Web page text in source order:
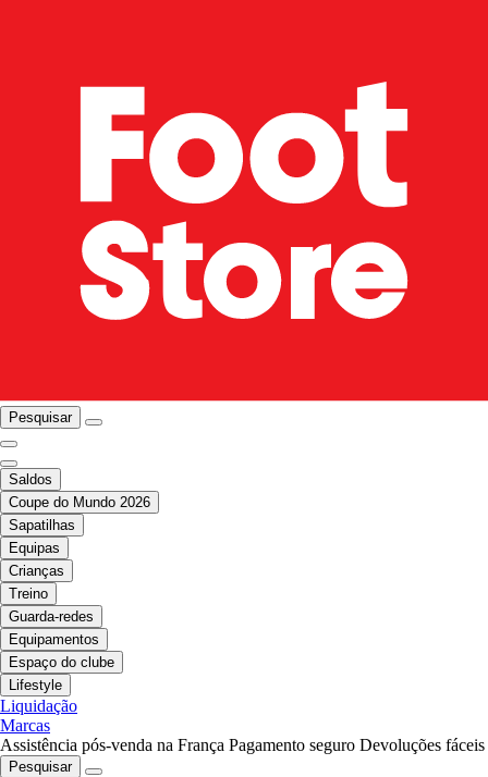
Pesquisar
Saldos
Coupe do Mundo 2026
Sapatilhas
Equipas
Crianças
Treino
Guarda-redes
Equipamentos
Espaço do clube
Lifestyle
Liquidação
Marcas
Assistência pós-venda na França Pagamento seguro Devoluções fáceis
Pesquisar